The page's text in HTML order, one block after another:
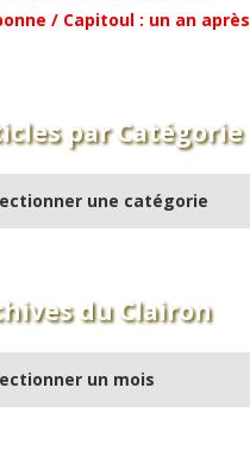
/ Capitoul : un an après
par Catégorie
du Clairon